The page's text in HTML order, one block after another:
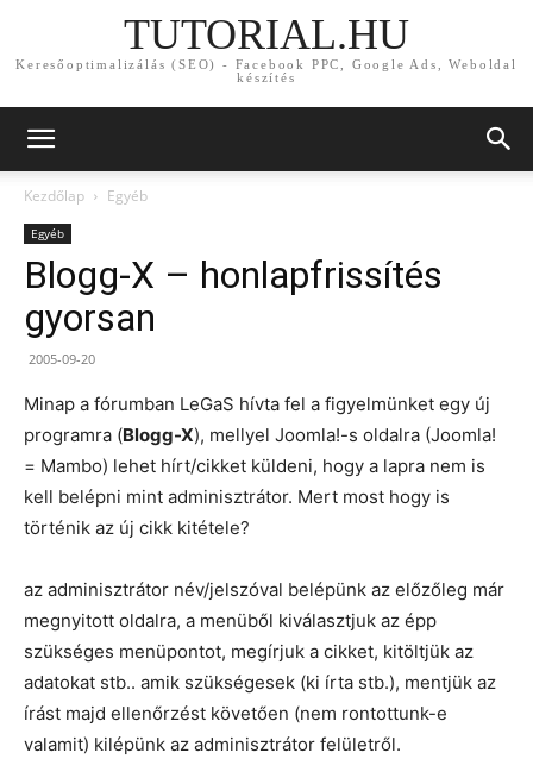
TUTORIAL.HU
Keresőoptimalizálás (SEO) - Facebook PPC, Google Ads, Weboldal
készítés
Kezdőlap Egyéb
Egyéb
Blogg-X – honlapfrissítés
gyorsan
2005-09-20
Minap a fórumban LeGaS hívta fel a figyelmünket egy új
programra (Blogg-X), mellyel Joomla!-s oldalra (Joomla!
= Mambo) lehet hírt/cikket küldeni, hogy a lapra nem is
kell belépni mint adminisztrátor. Mert most hogy is
történik az új cikk kitétele?
az adminisztrátor név/jelszóval belépünk az előzőleg már
megnyitott oldalra, a menüből kiválasztjuk az épp
szükséges menüpontot, megírjuk a cikket, kitöltjük az
adatokat stb.. amik szükségesek (ki írta stb.), mentjük az
írást majd ellenőrzést követően (nem rontottunk-e
valamit) kilépünk az adminisztrátor felületről.